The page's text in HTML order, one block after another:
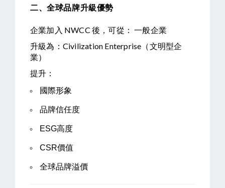
二、全球品牌升級優勢
企業加入 NWCC 後，可從： 一般企業
升級為：Civilization Enterprise（文明型企
業）
提升：
國際形象
品牌信任度
ESG高度
CSR價值
全球品牌溢價